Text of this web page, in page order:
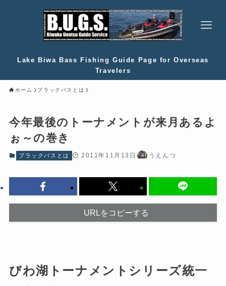
Lake Biwa Bass Fishing Guide Page for Overseas
Travelers
ホーム ブラックバスとは
今年最後のトーナメントが来月あるよ
ぉ～の巻き
ブラックバスとは 2011年11月13日 うえんつ
URLをコピーする
びわ湖トーナメントシリーズ統一